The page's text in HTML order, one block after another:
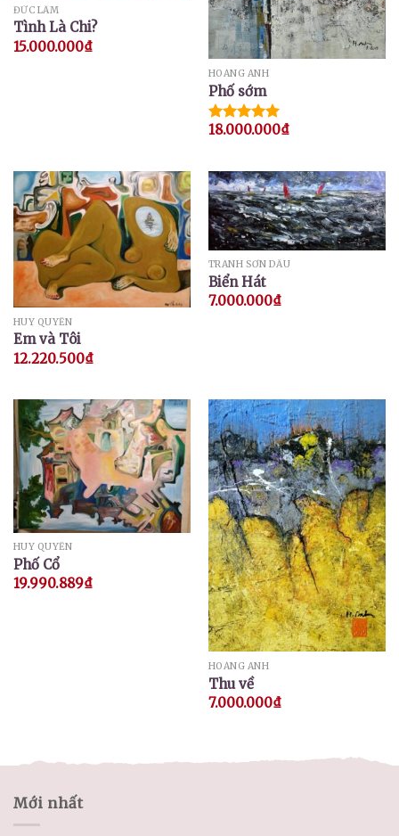
ĐỨC LÂM
Tình Là Chi?
15.000.000₫
HOÀNG ANH
Phố sớm
Được xếp
18.000.000₫
HUY QUYỂN
Em và Tôi
12.220.500₫
TRANH SƠN DẦU
Biển Hát
7.000.000₫
HUY QUYỂN
Phố Cổ
19.990.889₫
HOÀNG ANH
Thu về
7.000.000₫
Mới nhất